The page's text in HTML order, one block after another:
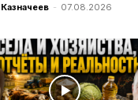
- 07.08.2026